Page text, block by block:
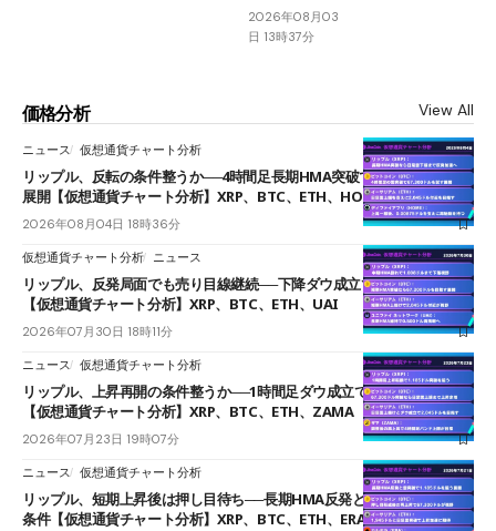
2026年08月03
日 13時37分
価格分析 View All
ニュース 仮想通貨チャート分析
リップル、反転の条件整うか──4時間足長期HMA突破で雲下端を目指す
展開【仮想通貨チャート分析】XRP、BTC、ETH、HOME
2026年08月04日 18時36分
仮想通貨チャート分析 ニュース
リップル、反発局面でも売り目線継続──下降ダウ成立で下値追う展開
【仮想通貨チャート分析】XRP、BTC、ETH、UAI
2026年07月30日 18時11分
ニュース 仮想通貨チャート分析
リップル、上昇再開の条件整うか──1時間足ダウ成立で1.185ドルを狙う
【仮想通貨チャート分析】XRP、BTC、ETH、ZAMA
2026年07月23日 19時07分
ニュース 仮想通貨チャート分析
リップル、短期上昇後は押し目待ち──長期HMA反発と雲上抜けが買い
条件【仮想通貨チャート分析】XRP、BTC、ETH、ERA